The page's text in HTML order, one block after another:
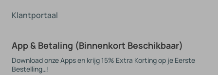
Klantportaal
App & Betaling (Binnenkort Beschikbaar)
Download onze Apps en krijg 15% Extra Korting op je Eerste
Bestelling…!